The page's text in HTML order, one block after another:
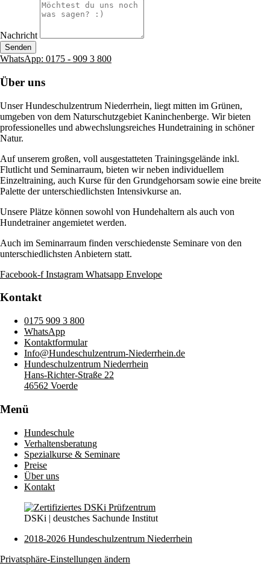
Nachricht
Senden
WhatsApp: 0175 - 909 3 800
Über uns
Unser Hundeschulzentrum Niederrhein, liegt mitten im Grünen,
umgeben von dem Naturschutzgebiet Kaninchenberge. Wir bieten
professionelles und abwechslungsreiches Hundetraining in schöner
Natur.
Auf unserem großen, voll ausgestatteten Trainingsgelände inkl.
Flutlicht und Seminarraum, bieten wir neben individuellem
Einzeltraining, auch Kurse für den Grundgehorsam sowie eine breite
Palette der unterschiedlichsten Intensivkurse an.
Unsere Plätze können sowohl von Hundehaltern als auch von
Hundetrainer angemietet werden.
Auch im Seminarraum finden verschiedenste Seminare von den
unterschiedlichsten Anbietern statt.
Facebook-f Instagram Whatsapp Envelope
Kontakt
0175 909 3 800
WhatsApp
Kontaktformular
Info@Hundeschulzentrum-Niederrhein.de
Hundeschulzentrum Niederrhein
Hans-Richter-Straße 22
46562 Voerde
Menü
Hundeschule
Verhaltensberatung
Spezialkurse & Seminare
Preise
Über uns
Kontakt
DSKi | deustches Sachunde Institut
2018-2026 Hundeschulzentrum Niederrhein
Privatsphäre-Einstellungen ändern